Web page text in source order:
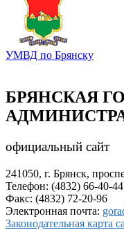
УМВД по Брянску
БРЯНСКАЯ
официальный сайт
241050, г. Брянск,
Телефон: (4832) 66-40-44
Факс: (4832) 72-20-96
Электронная почта:
Законодательная карта